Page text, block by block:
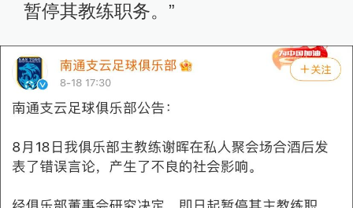
暂停其教练职务。”